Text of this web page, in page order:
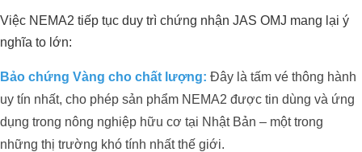
Việc NEMA2 tiếp tục duy trì chứng nhận JAS OMJ mang lại ý
nghĩa to lớn:
Bảo chứng Vàng cho chất lượng: Đây là tấm vé thông hành
uy tín nhất, cho phép sản phẩm NEMA2 được tin dùng và ứng
dụng trong nông nghiệp hữu cơ tại Nhật Bản – một trong
những thị trường khó tính nhất thế giới.